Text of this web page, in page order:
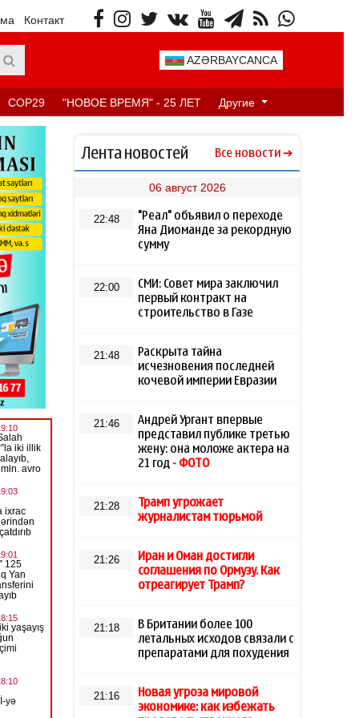
Контакт
AZƏRBAYCANCA
COP29 "НОВОЕ ВРЕМЯ" - 25 ЛЕТ Другие
Лента новостей Все новости
06 август 2026
22:48
"Реал" объявил о переходе
Яна Диоманде за рекордную
сумму
22:00
СМИ: Совет мира заключил
первый контракт на
строительство в Газе
21:48
Раскрыта тайна
исчезновения последней
кочевой империи Евразии
21:46
Андрей Ургант впервые
представил публике третью
жену: она моложе актера на
21 год - ФОТО
21:28
Трамп угрожает
журналистам тюрьмой
21:26
Иран и Оман достигли
соглашения по Ормузу. Как
отреагирует Трамп?
21:18
В Британии более 100
летальных исходов связали с
препаратами для похудения
21:16
Новая угроза мировой
экономике: как избежать